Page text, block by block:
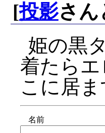
[投影さん
姫の黒
着たら
こに居ま
名前